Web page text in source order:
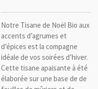
Notre Tisane de Noël Bio aux
accents d’agrumes et
d’épices est la compagne
idéale de vos soirées d’hiver.
Cette tisane apaisante à été
élaborée sur une base de de